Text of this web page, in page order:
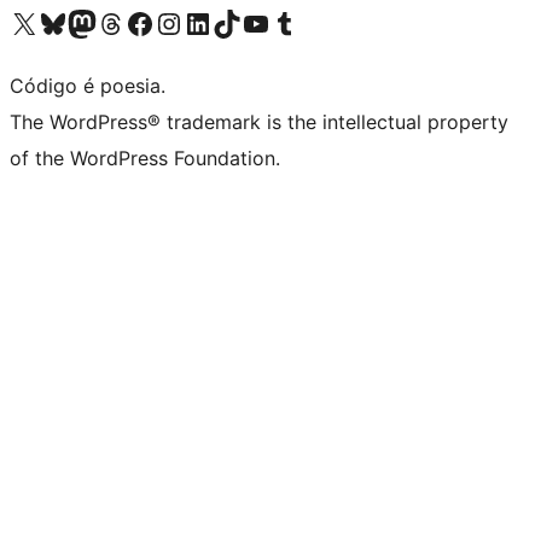
Acessar nossa conta do X (antigo Twitter)
Acessar nossa conta do Bluesky
Acessar nossa conta do Mastodon
Acessar nossa conta do Threads
Acessar nossa página do Facebook
Acessar nossa conta do Instagram
Acessar nossa conta do LinkedIn
Acessar nossa conta do TikTok
Acessar nosso canal do YouTube
Acessar nossa conta no Tumblr
Código é poesia.
The WordPress® trademark is the intellectual property
of the WordPress Foundation.